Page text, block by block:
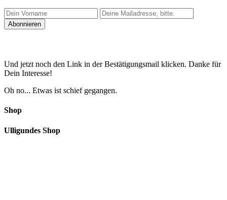
Und jetzt noch den Link in der Bestätigungsmail klicken. Danke für
Dein Interesse!
Oh no... Etwas ist schief gegangen.
Shop
Ulligundes Shop